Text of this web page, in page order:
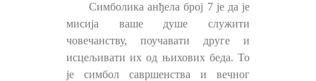
Симболика анђела број 7 је да је
мисија ваше душе служити
човечанству, поучавати друге и
исцељивати их од њихових беда. То
је симбол савршенства и вечног